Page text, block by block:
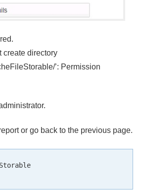
create directory
’: Permission
or go back to the previous page.